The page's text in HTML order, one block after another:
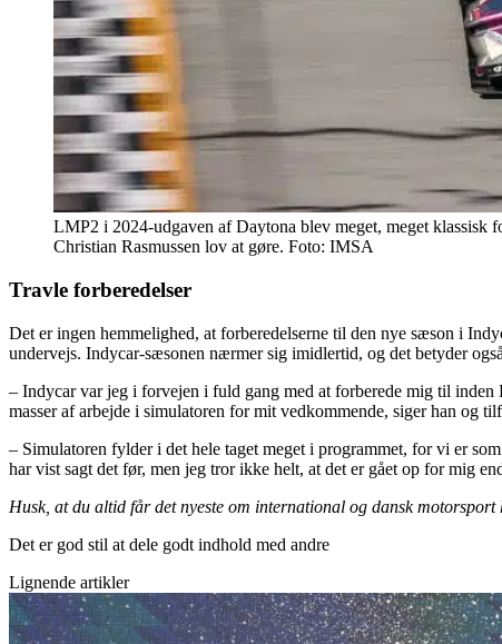
LMP2 i 2024-udgaven af Daytona blev meget, meget
Christian Rasmussen lov at gøre. Foto: IMSA
Travle forberedelser
Det er ingen hemmelighed, at forberedelserne til den nye sæson i
undervejs. Indycar-sæsonen nærmer sig imidlertid, og det betyder
– Indycar var jeg i forvejen i fuld gang med at forberede mig til
masser af arbejde i simulatoren for mit vedkommende, siger han og
– Simulatoren fylder i det hele taget meget i programmet, for vi er
har vist sagt det før, men jeg tror ikke helt, at det er gået op for mig
Husk, at du altid får det nyeste om international og dansk motorsport
Det er god stil at dele godt indhold med andre
Lignende artikler